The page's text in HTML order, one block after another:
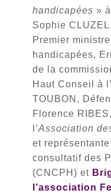
handicapées »
Sophie
Premier
handicapées,
de la
Haut Conseil à
TOUBON,
Florence
l’Association
et
consultatif des
(CNCPH) et
l’association